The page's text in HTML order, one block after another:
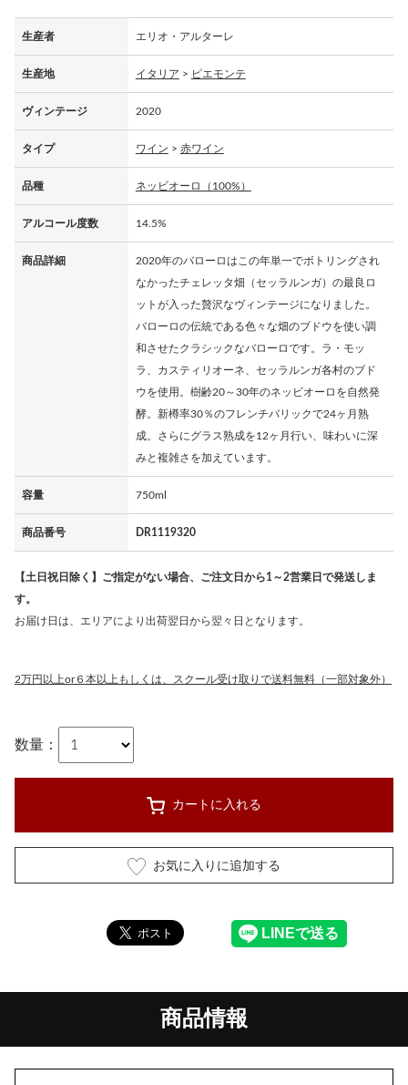
生産者 エリオ・アルターレ
生産地 イタリア > ピエモンテ
ヴィンテージ 2020
タイプ ワイン > 赤ワイン
品種 ネッビオーロ（100%）
アルコール度数 14.5%
商品詳細
2020年のバローロはこの年単一でボトリングされ
なかったチェレッタ畑（セッラルンガ）の最良ロ
ットが入った贅沢なヴィンテージになりました。
バローロの伝統である色々な畑のブドウを使い調
和させたクラシックなバローロです。ラ・モッ
ラ、カスティリオーネ、セッラルンガ各村のブド
ウを使用。樹齢20～30年のネッビオーロを自然発
酵。新樽率30％のフレンチバリックで24ヶ月熟
成。さらにグラス熟成を12ヶ月行い、味わいに深
みと複雑さを加えています。
容量 750ml
商品番号 DR1119320
【土日祝日除く】ご指定がない場合、ご注文日から1～2営業日で発送しま
す。
お届け日は、エリアにより出荷翌日から翌々日となります。
2万円以上or６本以上もしくは、スクール受け取りで送料無料（一部対象外）
数量：
カートに入れる
お気に入りに追加する
商品情報